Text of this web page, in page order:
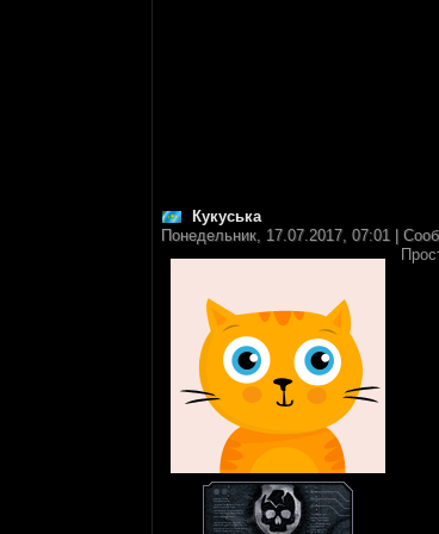
Кукуська
Понедельник, 17.07.2017, 07:01 |